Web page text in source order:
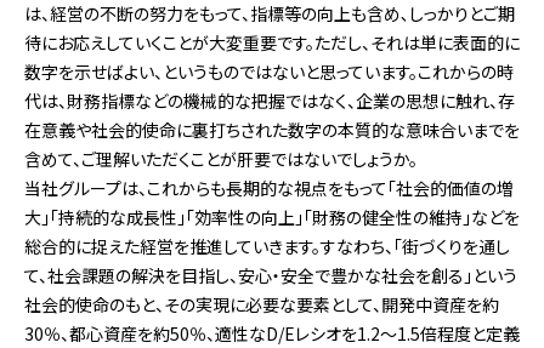
は、経営の不断の努力をもって、指標等の向上も含め､しっかりとご期
待にお応えしていくことが大変重要です。ただし、それは単に表面的に
数字を示せばよい、というものではないと思っています。これからの時
代は、財務指標などの機械的な把握ではなく、企業の思想に触れ、存
在意義や社会的使命に裏打ちされた数字の本質的な意味合いまでを
含めて、ご理解いただくことが肝要ではないでしょうか。
当社グループは、これからも長期的な視点をもって「社会的価値の増
大」「持続的な成長性」「効率性の向上」「財務の健全性の維持」などを
総合的に捉えた経営を推進していきます。すなわち、「街づくりを通し
て、社会課題の解決を目指し、安心・安全で豊かな社会を創る」という
社会的使命のもと、その実現に必要な要素として、開発中資産を約
30％、都心資産を約50％、適性なD/Eレシオを1.2～1.5倍程度と定義